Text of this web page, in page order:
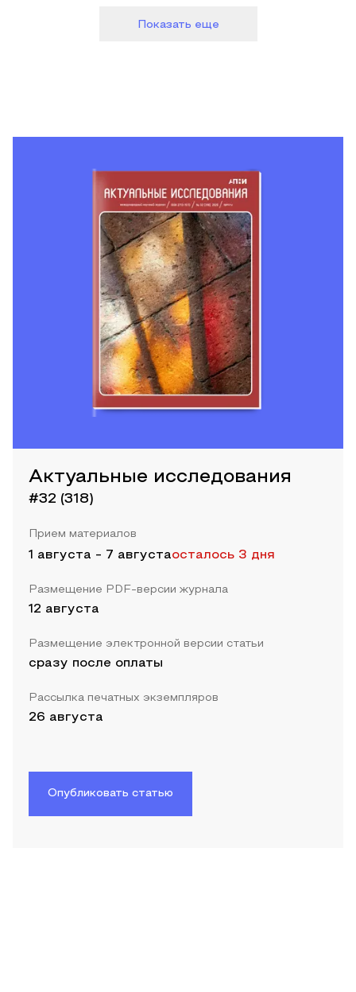
Показать еще
Актуальные исследования
#32 (318)
Прием материалов
1 августа - 7 августаосталось 3 дня
Размещение PDF-версии журнала
12 августа
Размещение электронной версии статьи
сразу после оплаты
Рассылка печатных экземпляров
26 августа
Опубликовать статью